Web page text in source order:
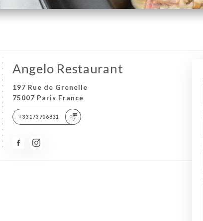
Angelo Restaurant
197 Rue de Grenelle
75007 Paris France
+33173706831